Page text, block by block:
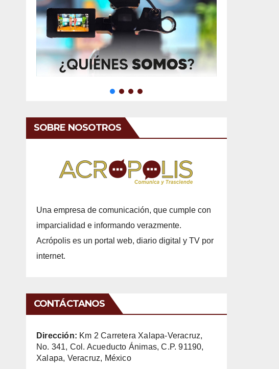
SOBRE NOSOTROS
Una empresa de comunicación, que cumple con
imparcialidad e informando verazmente.
Acrópolis es un portal web, diario digital y TV por
internet.
CONTÁCTANOS
Dirección: Km 2 Carretera Xalapa-Veracruz,
No. 341, Col. Acueducto Ánimas, C.P. 91190,
Xalapa, Veracruz, México